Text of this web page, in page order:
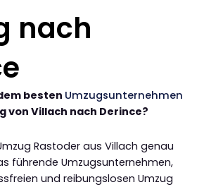
nach
besten Umzugsunternehmen
von Villach nach Derince?
Rastoder aus Villach genau
führende Umzugsunternehmen,
und reibungslosen Umzug